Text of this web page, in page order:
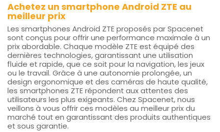
Achetez un smartphone Android ZTE au
meilleur prix
Les smartphones Android ZTE proposés par Spacenet
sont conçus pour offrir une performance maximale à un
prix abordable. Chaque modèle ZTE est équipé des
dernières technologies, garantissant une utilisation
fluide et rapide, que ce soit pour la navigation, les jeux
ou le travail. Grâce à une autonomie prolongée, un
design ergonomique et des caméras de haute qualité,
les smartphones ZTE répondent aux attentes des
utilisateurs les plus exigeants. Chez Spacenet, nous
veillons à vous offrir ces modèles au meilleur prix du
marché tout en garantissant des produits authentiques
et sous garantie.